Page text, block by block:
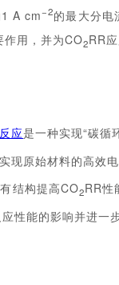
1 A cm−2的最大分电
作用，并为CO2RR
应是一种实现“碳循
现原始材料的高效电
结构提高CO2RR性
性能的影响并进一